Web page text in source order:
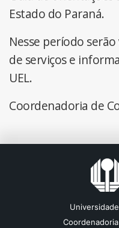
Estado do Paraná.
Nesse período
de serviços e
UEL.
Coordenadoria de